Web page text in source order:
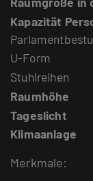
Kapazität
U-Form
Stuhlreihen
Raumhöhe
Tageslicht
Klimaanlage
Merkmale: